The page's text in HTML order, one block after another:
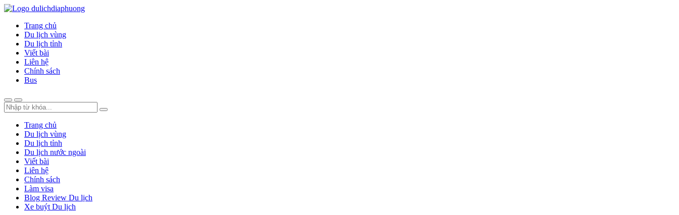
Trang chủ
Du lịch vùng
Du lịch tỉnh
Viết bài
Liên hệ
Chính sách
Bus
Trang chủ
Du lịch vùng
Du lịch tỉnh
Du lịch nước ngoài
Viết bài
Liên hệ
Chính sách
Làm visa
Blog Review Du lịch
Xe buýt Du lịch